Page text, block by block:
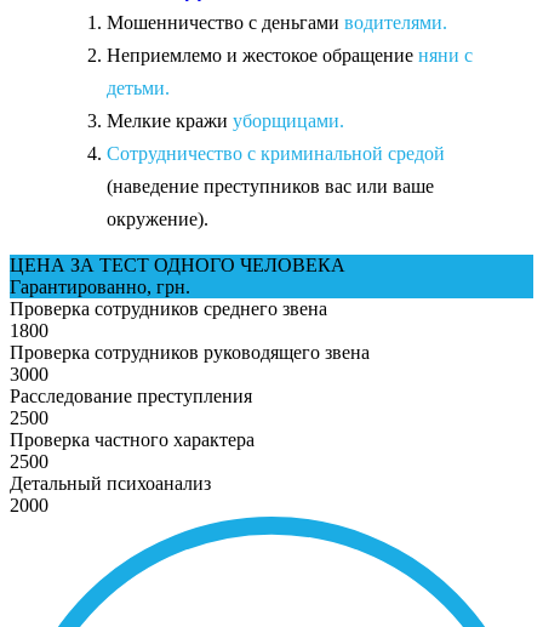
Мошенничество с деньгами водителями.
Неприемлемо и жестокое обращение няни с
детьми.
Мелкие кражи уборщицами.
Сотрудничество с криминальной средой
(наведение преступников вас или ваше
окружение).
ЦЕНА ЗА ТЕСТ ОДНОГО ЧЕЛОВЕКА
Гарантированно, грн.
Проверка сотрудников среднего звена
1800
Проверка сотрудников руководящего звена
3000
Расследование преступления
2500
Проверка частного характера
2500
Детальный психоанализ
2000